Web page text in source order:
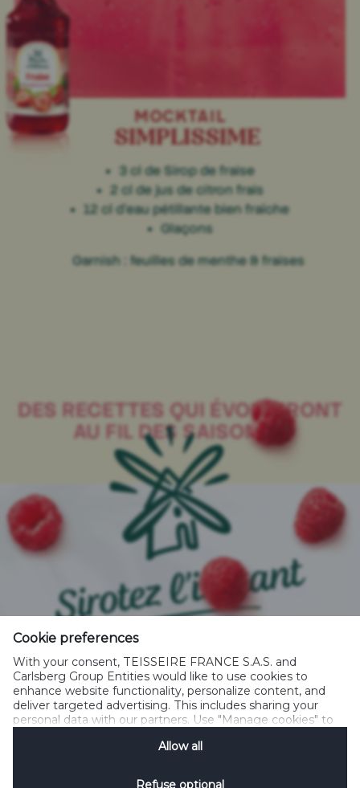
MOCKTAIL
SIMPLISSIME
3 cl de Sirop de fraise​
2 cl de jus de citron frais
12 cl d’eau pétillante bien fraîche​
Glaçons​
Garnish : feuilles de menthe & fraises​
DES RECETTES QUI ÉVOLUERONT
AU FIL DES SAISONS...
L'ESPRIT
#SUDISSIME
Cookie preferences
With your consent, TEISSEIRE FRANCE S.A.S. and
Carlsberg Group Entities would like to use cookies to
enhance website functionality, personalize content, and
deliver targeted advertising. This includes sharing your
personal data with our partners. Use "Manage cookies" to
Privacy Notification
Allow all
Refuse optional